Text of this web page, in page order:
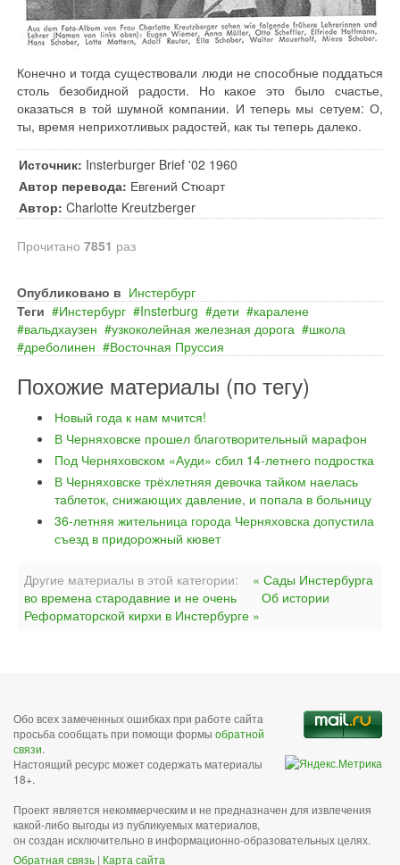
Конечно и тогда существовали люди не способные поддаться
столь безобидной радости. Но какое это было счастье,
оказаться в той шумной компании. И теперь мы сетуем: О,
ты, время неприхотливых радостей, как ты теперь далеко.
Источник: Insterburger Brief '02 1960
Автор перевода: Евгений Стюарт
Автор: Charlotte Kreutzberger
Прочитано 7851 раз
Опубликовано в Инстербург
Теги
Инстербург Insterburg дети
каралене
вальдхаузен
узкоколейная железная дорога
школа
дреболинен
Восточная Пруссия
Похожие материалы (по тегу)
Новый года к нам мчится!
В Черняховске прошел благотворительный марафон
Под Черняховском «Ауди» сбил 14-летнего подростка
В Черняховске трёхлетняя девочка тайком наелась
таблеток, снижающих давление, и попала в больницу
36-летняя жительница города Черняховска допустила
съезд в придорожный кювет
Другие материалы в этой категории:
« Сады Инстербурга
во времена стародавние и не очень
Об истории
Реформаторской кирхи в Инстербурге »
Обо всех замеченных ошибках при работе сайта
просьба сообщать при помощи формы обратной
связи.
Настоящий ресурс может содержать материалы
18+.
Проект является некоммерческим и не предназначен для извлечения
какой-либо выгоды из публикуемых материалов,
он создан исключительно в информационно-образовательных целях.
Обратная связь | Карта сайта